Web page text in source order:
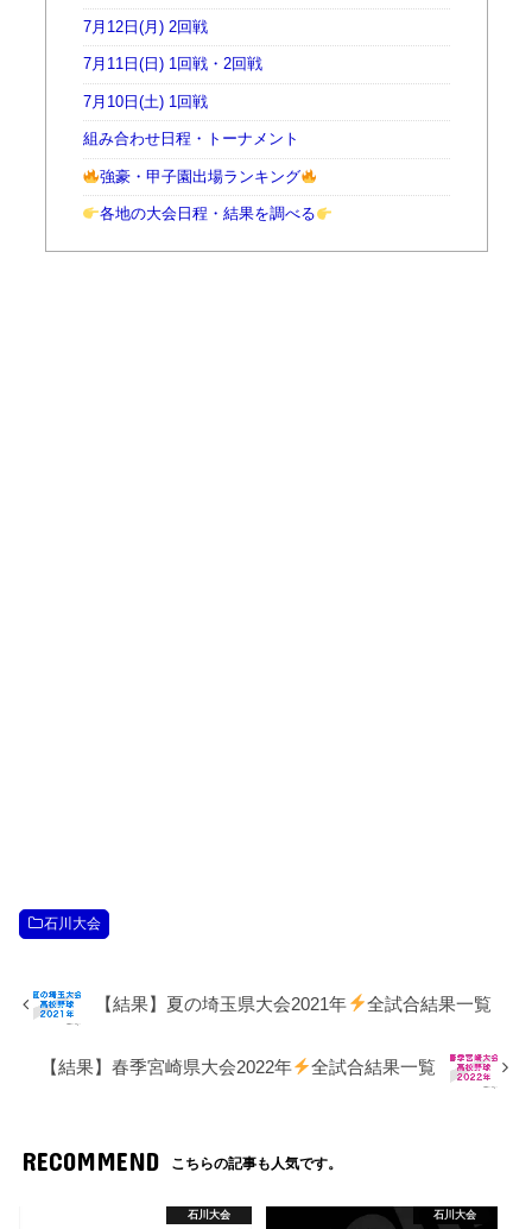
7月12日(月) 2回戦
7月11日(日) 1回戦・2回戦
7月10日(土) 1回戦
組み合わせ日程・トーナメント
強豪・甲子園出場ランキング
各地の大会日程・結果を調べる
石川大会
【結果】夏の埼玉県大会2021年 全試合結果一覧
【結果】春季宮崎県大会2022年 全試合結果一覧
RECOMMEND こちらの記事も人気です。
石川大会 石川大会